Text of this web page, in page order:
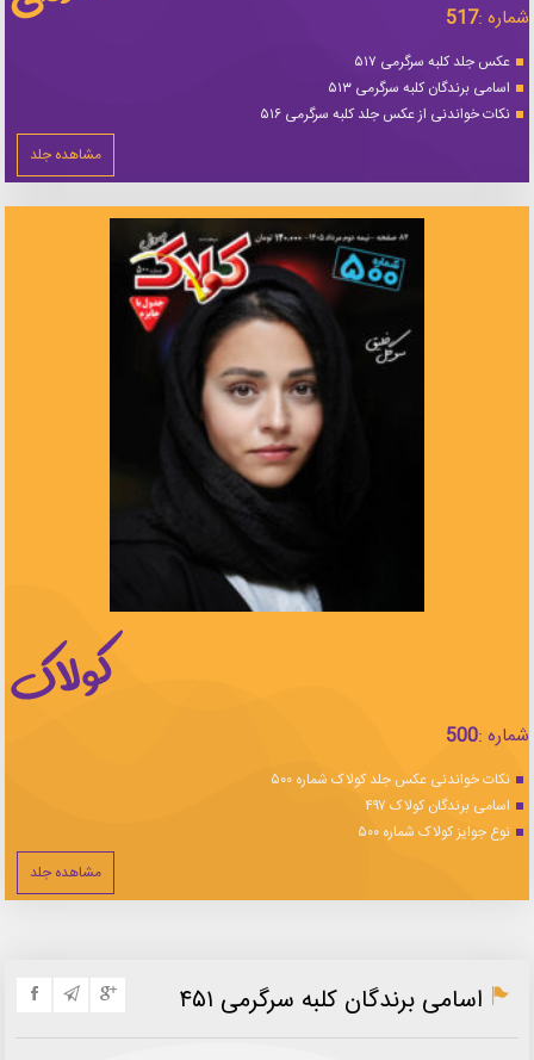
شماره :517
عکس جلد کلبه سرگرمی ۵۱۷
اسامی برندگان کلبه سرگرمی ۵۱۳
نکات خواندنی از عکس جلد کلبه سرگرمی ۵۱۶
مشاهده جلد
شماره :500
نکات خواندنی عکس جلد کولاک شماره ۵۰۰
اسامی برندگان کولاک ۴۹۷
نوع جوایز کولاک شماره ۵۰۰
مشاهده جلد
اسامی برندگان کلبه سرگرمی ۴۵۱